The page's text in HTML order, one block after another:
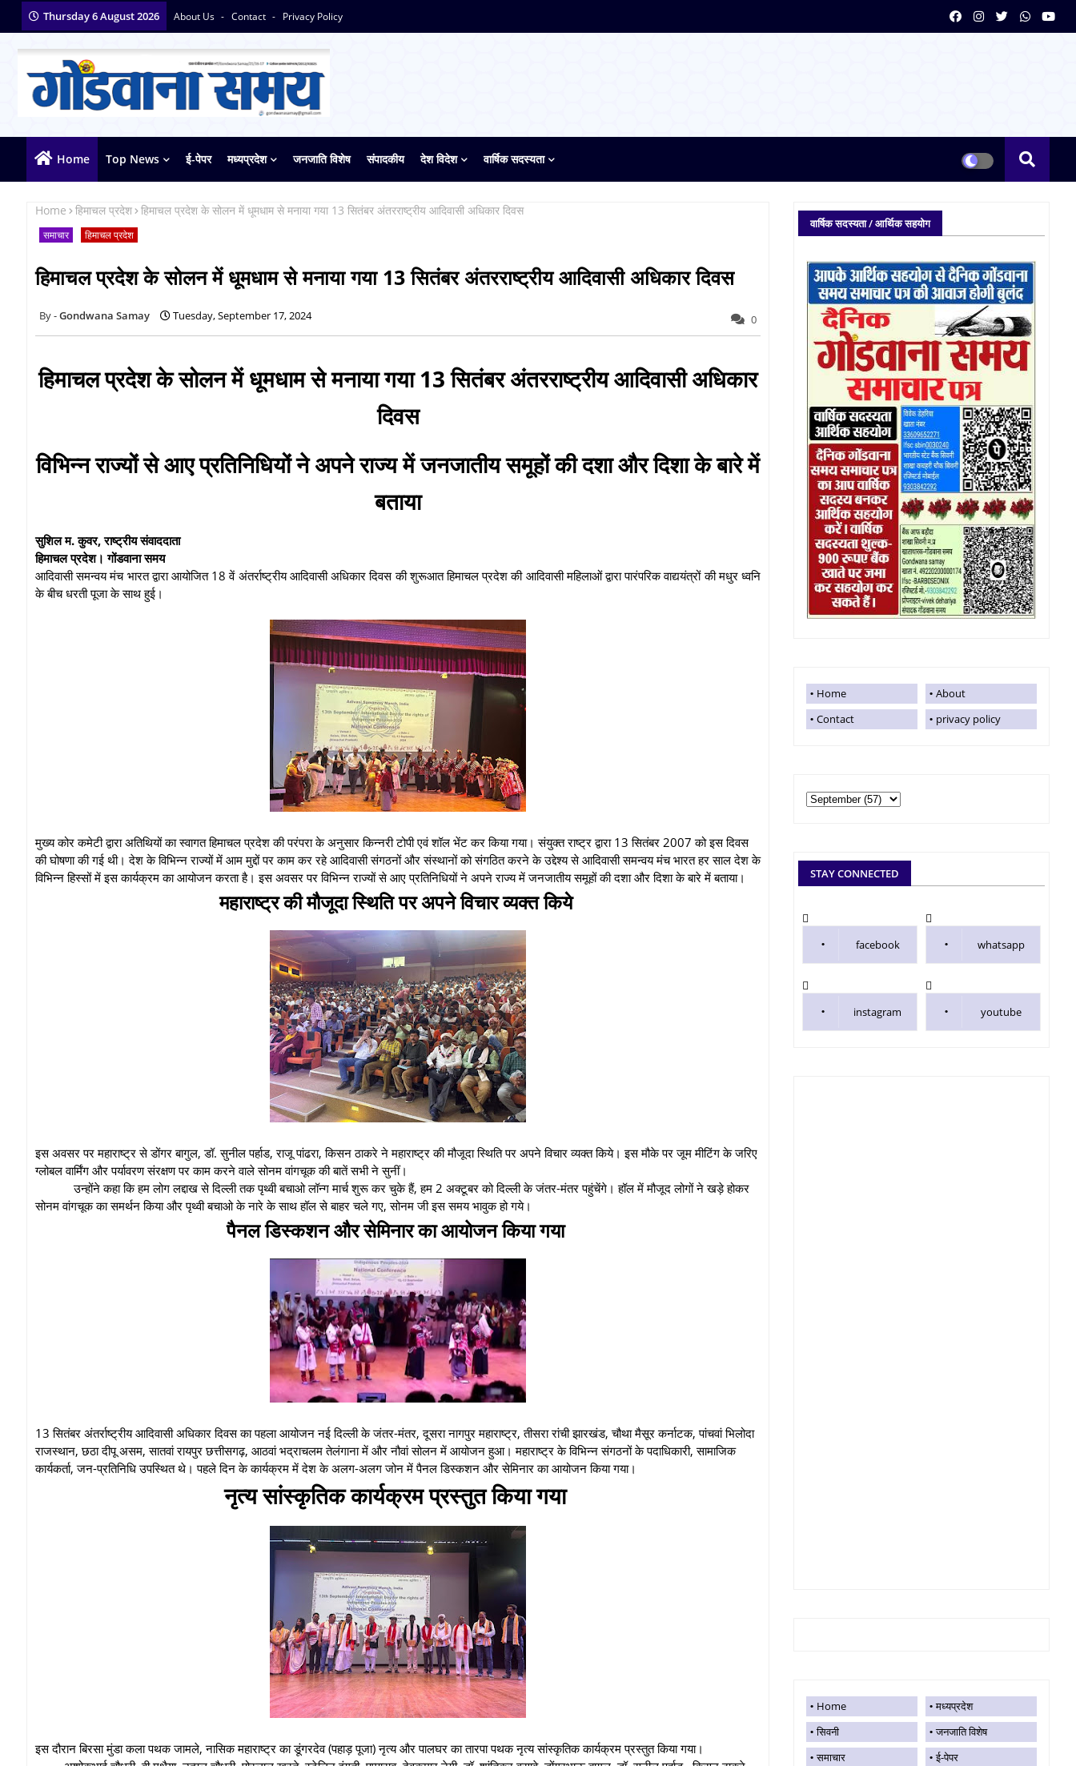
Thursday 6 August 2026 About Us Contact Privacy Policy
Home Top News ई-पेपर मध्यप्रदेश जनजाति विशेष संपादकीय देश विदेश वार्षिक सदस्यता
Home हिमाचल प्रदेश हिमाचल प्रदेश के सोलन में धूमधाम से मनाया गया 13 सितंबर अंतरराष्ट्रीय आदिवासी अधिकार दिवस
समाचार हिमाचल प्रदेश
हिमाचल प्रदेश के सोलन में धूमधाम से मनाया गया 13 सितंबर अंतरराष्ट्रीय आदिवासी अधिकार दिवस
Gondwana Samay Tuesday, September 17, 2024 0
हिमाचल प्रदेश के सोलन में धूमधाम से मनाया गया 13 सितंबर अंतरराष्ट्रीय आदिवासी अधिकार
दिवस
विभिन्न राज्यों से आए प्रतिनिधियों ने अपने राज्य में जनजातीय समूहों की दशा और दिशा के बारे में
बताया
सुशिल म. कुवर, राष्ट्रीय संवाददाता
हिमाचल प्रदेश। गोंडवाना समय
आदिवासी समन्वय मंच भारत द्वारा आयोजित 18 वें अंतर्राष्ट्रीय आदिवासी अधिकार दिवस की शुरूआत हिमाचल प्रदेश की आदिवासी महिलाओं द्वारा पारंपरिक वाद्ययंत्रों की मधुर ध्वनि
के बीच धरती पूजा के साथ हुई।
मुख्य कोर कमेटी द्वारा अतिथियों का स्वागत हिमाचल प्रदेश की परंपरा के अनुसार किन्नरी टोपी एवं शॉल भेंट कर किया गया। संयुक्त राष्ट्र द्वारा 13 सितंबर 2007 को इस दिवस
की घोषणा की गई थी। देश के विभिन्न राज्यों में आम मुद्दों पर काम कर रहे आदिवासी संगठनों और संस्थानों को संगठित करने के उद्देश्य से आदिवासी समन्वय मंच भारत हर साल देश के
विभिन्न हिस्सों में इस कार्यक्रम का आयोजन करता है। इस अवसर पर विभिन्न राज्यों से आए प्रतिनिधियों ने अपने राज्य में जनजातीय समूहों की दशा और दिशा के बारे में बताया।
महाराष्ट्र की मौजूदा स्थिति पर अपने विचार व्यक्त किये
इस अवसर पर महाराष्ट्र से डोंगर बागुल, डॉ. सुनील पर्हाड, राजू पांढरा, किसन ठाकरे ने महाराष्ट्र की मौजूदा स्थिति पर अपने विचार व्यक्त किये। इस मौके पर जूम मीटिंग के जरिए
ग्लोबल वार्मिंग और पर्यावरण संरक्षण पर काम करने वाले सोनम वांगचूक की बातें सभी ने सुनीं।
उन्होंने कहा कि हम लोग लद्दाख से दिल्ली तक पृथ्वी बचाओ लॉन्ग मार्च शुरू कर चुके हैं, हम 2 अक्टूबर को दिल्ली के जंतर-मंतर पहुंचेंगे। हॉल में मौजूद लोगों ने खड़े होकर
सोनम वांगचूक का समर्थन किया और पृथ्वी बचाओ के नारे के साथ हॉल से बाहर चले गए, सोनम जी इस समय भावुक हो गये।
पैनल डिस्कशन और सेमिनार का आयोजन किया गया
13 सितंबर अंतर्राष्ट्रीय आदिवासी अधिकार दिवस का पहला आयोजन नई दिल्ली के जंतर-मंतर, दूसरा नागपुर महाराष्ट्र, तीसरा रांची झारखंड, चौथा मैसूर कर्नाटक, पांचवां भिलोदा
राजस्थान, छठा दीपू असम, सातवां रायपुर छत्तीसगढ़, आठवां भद्राचलम तेलंगाना में और नौवां सोलन में आयोजन हुआ। महाराष्ट्र के विभिन्न संगठनों के पदाधिकारी, सामाजिक
कार्यकर्ता, जन-प्रतिनिधि उपस्थित थे। पहले दिन के कार्यक्रम में देश के अलग-अलग जोन में पैनल डिस्कशन और सेमिनार का आयोजन किया गया।
नृत्य सांस्कृतिक कार्यक्रम प्रस्तुत किया गया
इस दौरान बिरसा मुंडा कला पथक जामले, नासिक महाराष्ट्र का डूंगरदेव (पहाड़ पूजा) नृत्य और पालघर का तारपा पथक नृत्य सांस्कृतिक कार्यक्रम प्रस्तुत किया गया।
वार्षिक सदस्यता / आर्थिक सहयोग
Home
About
Contact
privacy policy
STAY CONNECTED
facebook whatsapp
instagram youtube
Home
मध्यप्रदेश
सिवनी
जनजाति विशेष
समाचार
ई-पेपर